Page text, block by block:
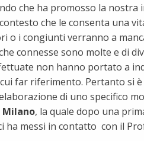
che ha promosso la nostra
che le consenta una
o i congiunti verranno a
connesse sono molte e di
non hanno portato a
far riferimento. Pertanto si
di uno specifico
Milano, la quale dopo una
messi in contatto con il